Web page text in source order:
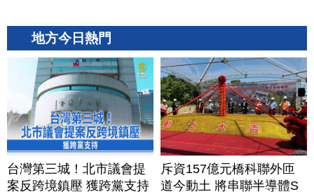
地方今日熱門
台灣第三城！北市議會提
案反跨境鎮壓 獲跨黨支持
斥資157億元橋科聯外匝
道今動土 將串聯半導體S